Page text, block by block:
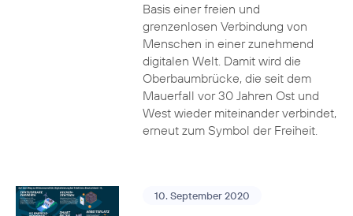
Basis einer freien und
grenzenlosen Verbindung von
Menschen in einer zunehmend
digitalen Welt. Damit wird die
Oberbaumbrücke, die seit dem
Mauerfall vor 30 Jahren Ost und
West wieder miteinander verbindet,
erneut zum Symbol der Freiheit.
10. September 2020